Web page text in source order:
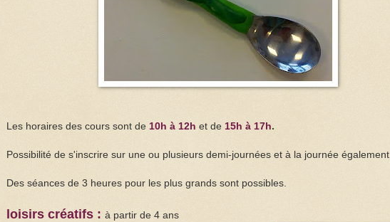
Les horaires des cours sont de 10h à 12h et de 15h à 17h.
Possibilité de s'inscrire sur une ou plusieurs demi-journées et à la journée également.
Des séances de 3 heures pour les plus grands sont possibles.
loisirs créatifs : à partir de 4 ans